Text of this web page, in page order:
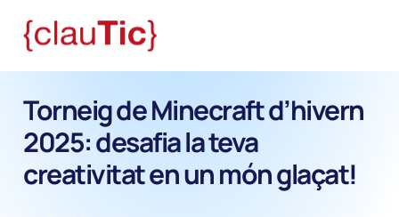
Torneig de Minecraft d’hivern
2025: desafia la teva
creativitat en un món glaçat!